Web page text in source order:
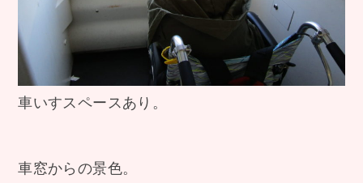
車いすスペースあり。
車窓からの景色。